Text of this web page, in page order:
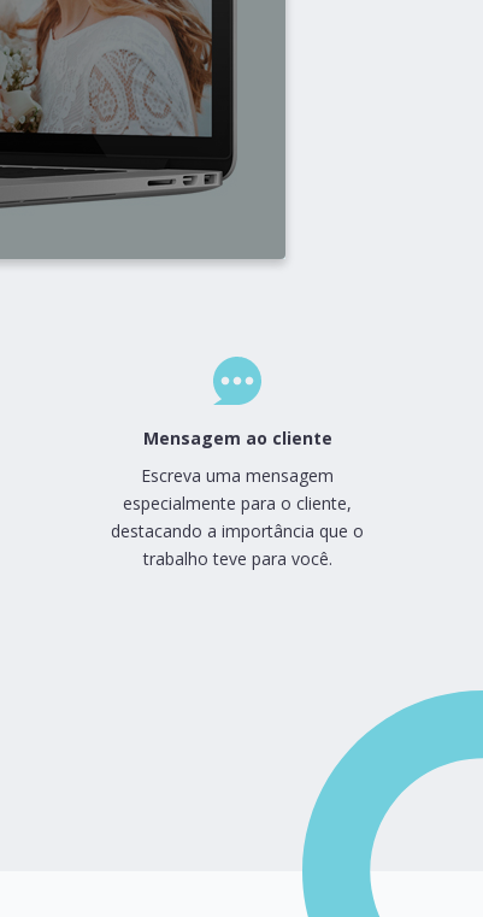
Mensagem ao cliente
Escreva uma mensagem
especialmente para o cliente,
destacando a importância que o
trabalho teve para você.